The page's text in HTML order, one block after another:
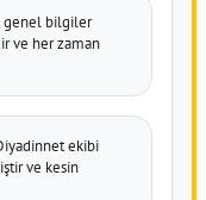
genel bilgiler
ve her zaman
ekibi
ve kesin